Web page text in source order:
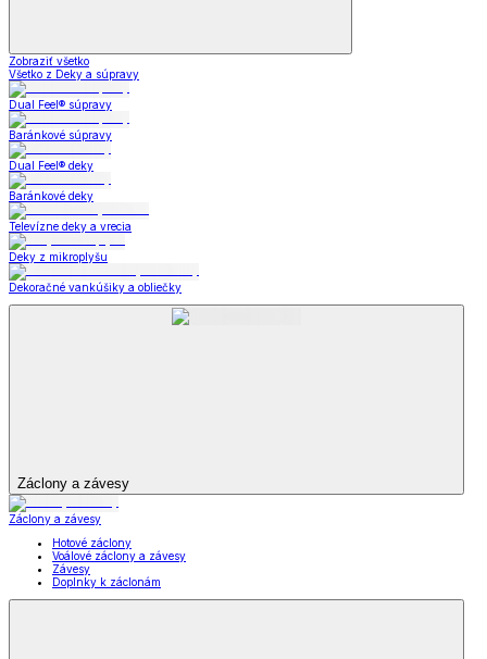
Zobraziť všetko
Všetko z Deky a súpravy
Dual Feel® súpravy
Baránkové súpravy
Dual Feel® deky
Baránkové deky
Televízne deky a vrecia
Deky z mikroplyšu
Dekoračné vankúšiky a obliečky
Záclony a závesy
Záclony a závesy
Hotové záclony
Voálové záclony a závesy
Závesy
Doplnky k záclonám